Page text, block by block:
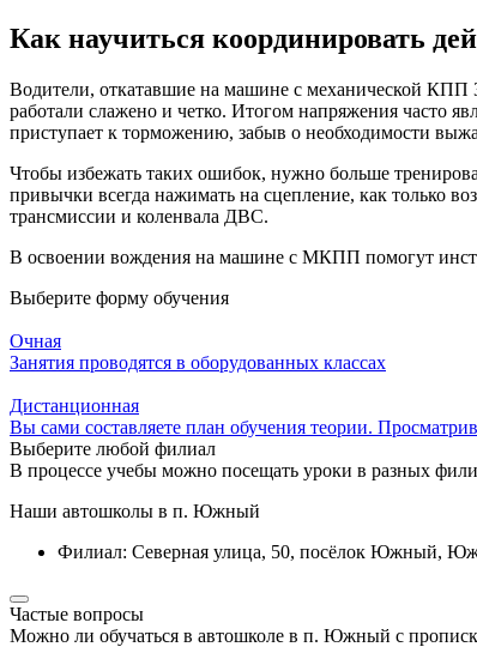
Как научиться координировать
Водители, откатавшие на машине с механической КПП
работали слажено и четко. Итогом напряжения часто
приступает к торможению, забыв о необходимости
Чтобы избежать таких ошибок, нужно больше
привычки всегда нажимать на сцепление, как только
трансмиссии и коленвала ДВС.
В освоении вождения на машине с МКПП помогут
Выберите форму обучения
Очная
Занятия проводятся в оборудованных классах
Дистанционная
Вы сами составляете план обучения теории.
Выберите любой филиал
В процессе учебы можно посещать уроки в разных
Наши автошколы в п. Южный
Филиал: Северная улица, 50, посёлок Южный,
Частые вопросы
Можно ли обучаться в автошколе в п. Южный с